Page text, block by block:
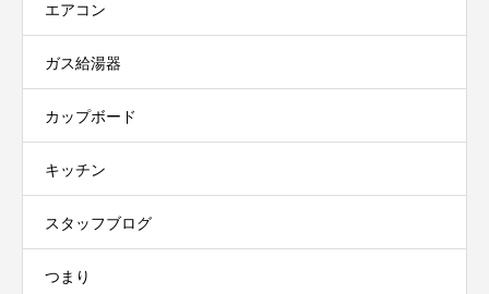
エアコン
ガス給湯器
カップボード
キッチン
スタッフブログ
つまり